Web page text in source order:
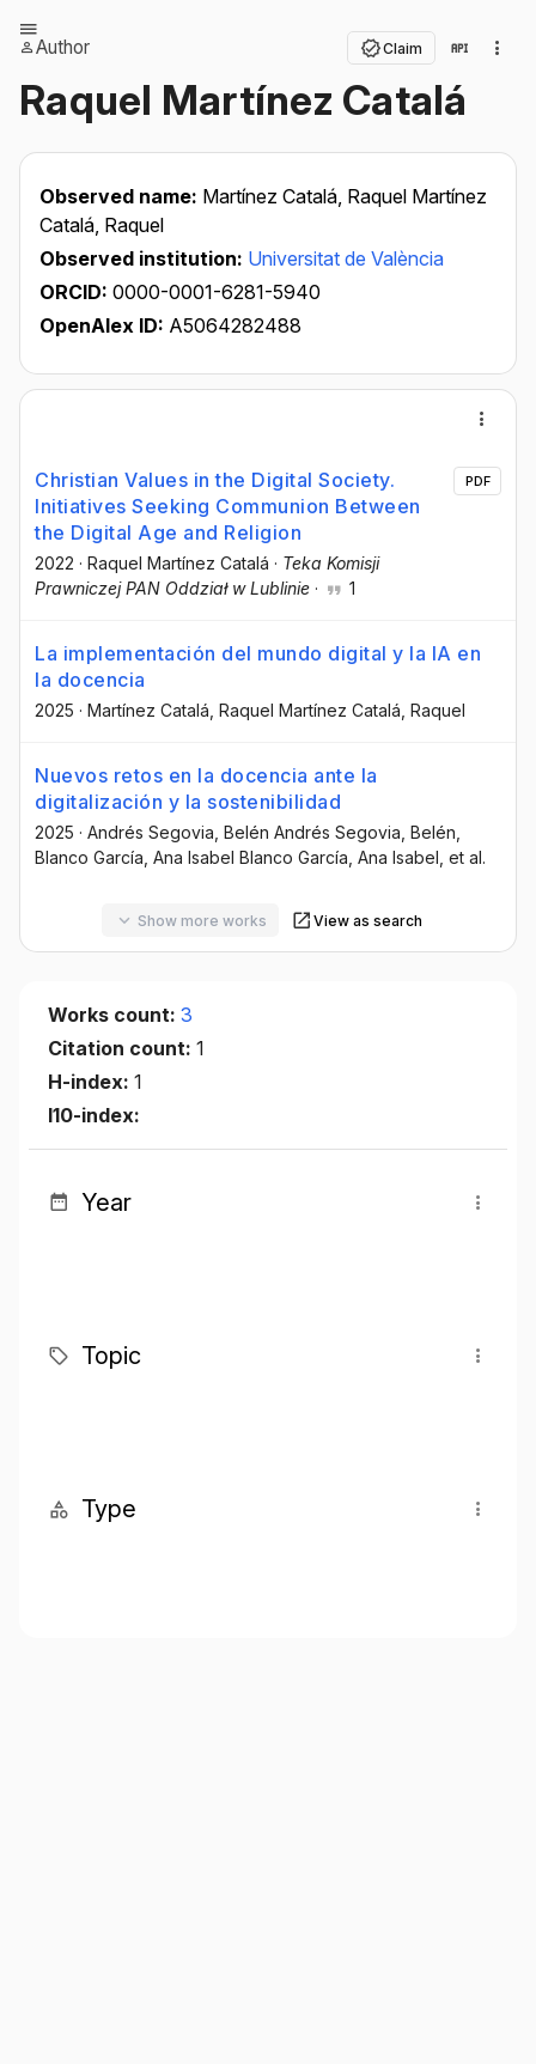
Author Claim
Raquel Martínez Catalá
Observed name: Martínez Catalá, Raquel Martínez
Catalá, Raquel
Observed institution: Universitat de València
ORCID: 0000-0001-6281-5940
OpenAlex ID: A5064282488
Christian Values in the Digital Society.
Initiatives Seeking Communion Between
the Digital Age and Religion
2022 · Raquel Martínez Catalá · Teka Komisji
Prawniczej PAN Oddział w Lublinie · 1
PDF
La implementación del mundo digital y la IA en
la docencia
2025 · Martínez Catalá, Raquel Martínez Catalá, Raquel
Nuevos retos en la docencia ante la
digitalización y la sostenibilidad
2025 · Andrés Segovia, Belén Andrés Segovia, Belén
Blanco García, Ana Isabel Blanco García, Ana Isabel , et al.
Show more works View as search
Works count: 3
Citation count: 1
H-index: 1
I10-index:
Year
Topic
Type